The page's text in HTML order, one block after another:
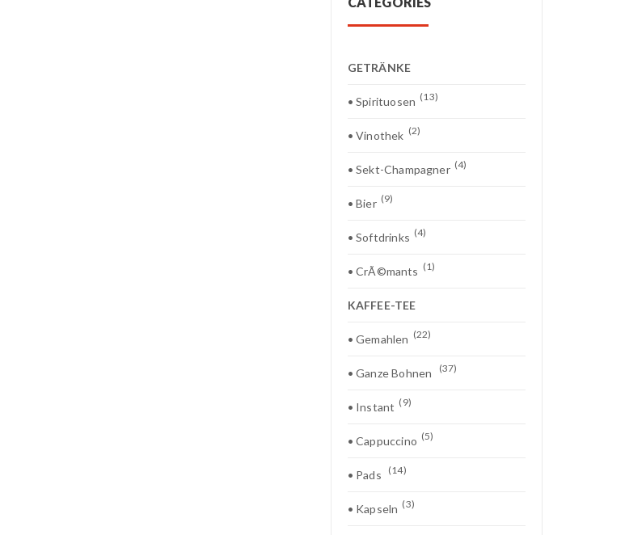
GETRÄNKE
• Spirituosen (13)
• Vinothek (2)
• Sekt-Champagner (4)
• Bier (9)
• Softdrinks (4)
• CrÃ©mants (1)
KAFFEE-TEE
• Gemahlen (22)
• Ganze Bohnen (37)
• Instant (9)
• Cappuccino (5)
• Pads (14)
• Kapseln (3)